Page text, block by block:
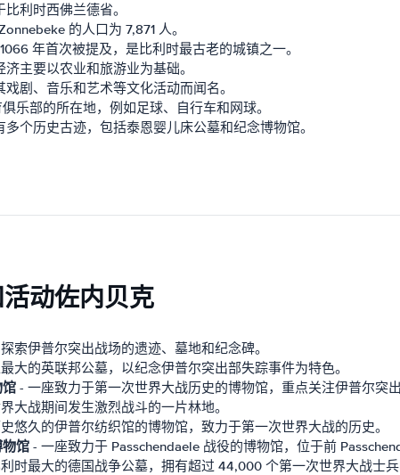
利时西佛兰德省。
的人口为 7,871 人。
年首次被提及，是比利时最古老的城镇之一。
主要以农业和旅游业为基础。
剧、音乐和艺术等文化活动而闻名。
乐部的所在地，例如足球、自行车和网球。
个历史古迹，包括泰恩婴儿床公墓和纪念博物馆。
动佐内贝克
索伊普尔突出战场的遗迹、墓地和纪念碑。
大的英联邦公墓，以纪念伊普尔突出部失踪事件为特色。
- 一座致力于第一次世界大战历史的博物馆，重点关注伊普尔突出
大战期间发生激烈战斗的一片林地。
悠久的伊普尔纺织馆的博物馆，致力于第一次世界大战的历史。
馆 - 一座致力于 Passchendaele 战役的博物馆，位于前
时最大的德国战争公墓，拥有超过 44,000 个第一次世界大战士兵